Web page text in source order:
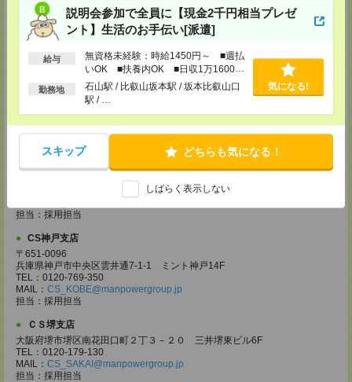
説明会参加で全員に【現金2千円相当プレゼ
ント】生活のお手伝い[派遣]
給与
無資格未経験：時給1450円～ ■週払
いOK ■扶養内OK ■日収1万1600円
以上
勤務地
石山駅 / 比叡山坂本駅 / 坂本比叡山口
駅 / …
気になる!
スキップ どちらも気になる！
しばらく表示しない
大阪府大阪市北区堂島2-2-2 近鉄堂島ビル11ＦMAP
TEL：0120-923-052
MAIL：CS_OSAKA@manpowergroup.jp
担当：採用担当
CS難波支店
大阪市中央区難波 2-2-3 御堂筋グランドビル 3F
TEL：0120-923-052
MAIL：CS_NANBA@manpowergroup.jp
担当：採用担当
CS京都支店
〒600-8008
京都府京都市下京区四条通烏丸東入ル長刀鉾町 8 京都三井ビル 6F
担当：採用担当
CS神戸支店
〒651-0096
兵庫県神戸市中央区雲井通7-1-1 ミント神戸14F
TEL：0120-769-350
MAIL： CS_KOBE@manpowergroup.jp
担当：採用担当
ＣＳ堺支店
大阪府堺市堺区南花田口町２丁３－２０ 三井堺東ビル6F
TEL：0120-179-130
MAIL： CS_SAKAI@manpowergroup.jp
担当：採用担当